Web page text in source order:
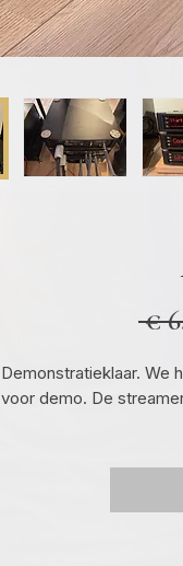
€
Demonstratieklaar. We
voor demo. De